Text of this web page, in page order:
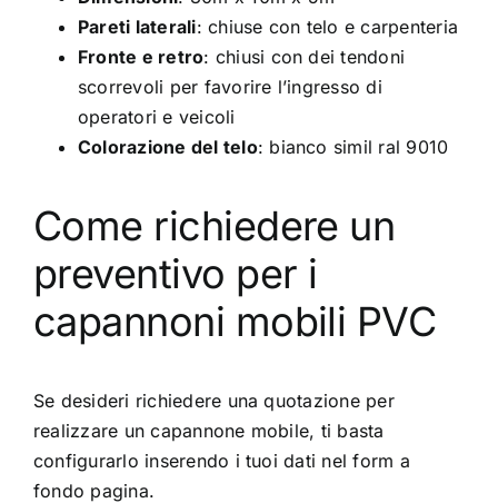
Pareti laterali: chiuse con telo e carpenteria
Fronte e retro: chiusi con dei tendoni
scorrevoli per favorire l’ingresso di
operatori e veicoli
Colorazione del telo: bianco simil ral 9010
Come richiedere un
preventivo per i
capannoni mobili PVC
Se desideri richiedere una quotazione per
realizzare uncapannone mobile, ti basta
configurarlo inserendo i tuoi dati nel form a
fondo pagina.